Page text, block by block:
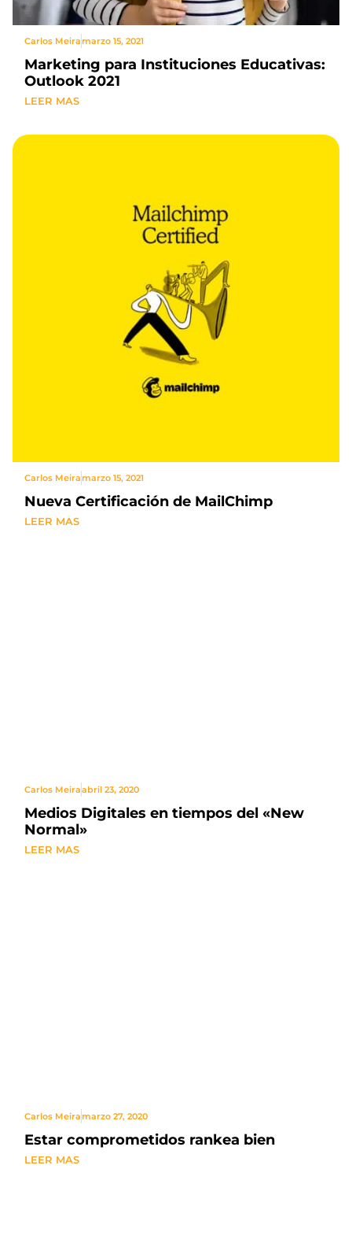
Carlos Meira marzo 15, 2021
Marketing para Instituciones Educativas:
Outlook 2021
LEER MAS
Carlos Meira marzo 15, 2021
Nueva Certificación de MailChimp
LEER MAS
Carlos Meiraabril 23, 2020
Medios Digitales en tiempos del «New
Normal»​
LEER MAS
Carlos Meira marzo 27, 2020
Estar comprometidos rankea bien
LEER MAS